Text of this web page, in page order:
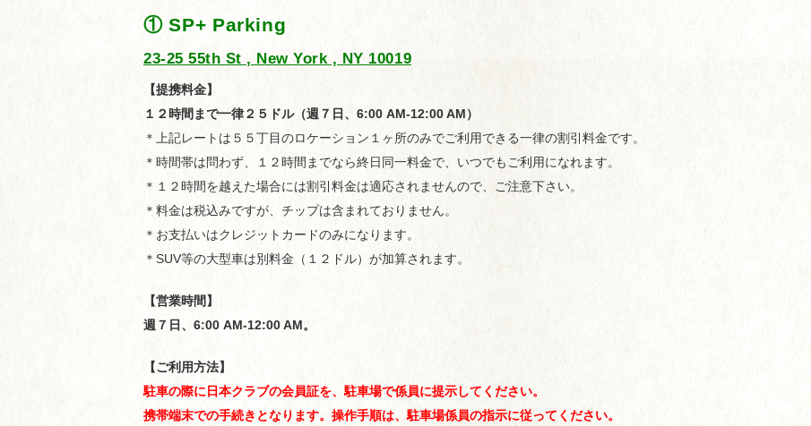
① SP+ Parking
23-25 55th St , New York , NY 10019
【提携料金】
１２時間まで一律２５ドル（週７日、6:00 AM-12:00 AM）
＊上記レートは５５丁目のロケーション１ヶ所のみでご利用できる一律の割引料金です。
＊時間帯は問わず、１２時間までなら終日同一料金で、いつでもご利用になれます。
＊１２時間を越えた場合には割引料金は適応されませんので、ご注意下さい。
＊料金は税込みですが、チップは含まれておりません。
＊お支払いはクレジットカードのみになります。
＊SUV等の大型車は別料金（１２ドル）が加算されます。
【営業時間】
週７日、6:00 AM-12:00 AM。
【ご利用方法】
駐車の際に日本クラブの会員証を、駐車場で係員に提示してください。
携帯端末での手続きとなります。操作手順は、駐車場係員の指示に従ってください。